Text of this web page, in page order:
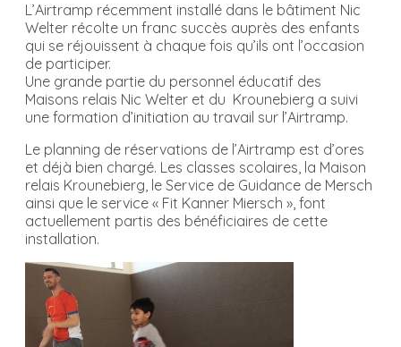
L’Airtramp récemment installé dans le bâtiment Nic
Welter récolte un franc succès auprès des enfants
qui se réjouissent à chaque fois qu’ils ont l’occasion
de participer.
Une grande partie du personnel éducatif des
Maisons relais Nic Welter et du Krounebierg a suivi
une formation d’initiation au travail sur l’Airtramp.
Le planning de réservations de l’Airtramp est d’ores
et déjà bien chargé. Les classes scolaires, la Maison
relais Krounebierg, le Service de Guidance de Mersch
ainsi que le service « Fit Kanner Miersch », font
actuellement partis des bénéficiaires de cette
installation.